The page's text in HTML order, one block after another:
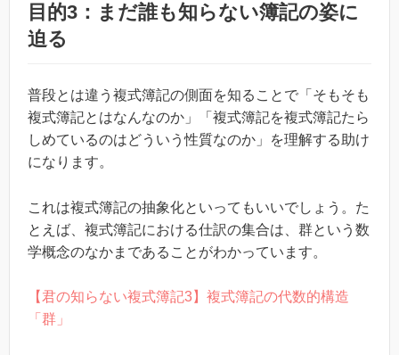
目的3：まだ誰も知らない簿記の姿に
迫る
普段とは違う複式簿記の側面を知ることで「そもそも
複式簿記とはなんなのか」「複式簿記を複式簿記たら
しめているのはどういう性質なのか」を理解する助け
になります。
これは複式簿記の抽象化といってもいいでしょう。た
とえば、複式簿記における仕訳の集合は、群という数
学概念のなかまであることがわかっています。
【君の知らない複式簿記3】複式簿記の代数的構造
「群」